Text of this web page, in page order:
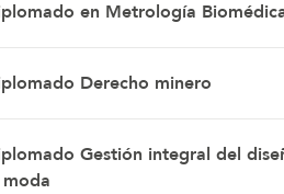
en Metrología
Derecho minero
Gestión integral del